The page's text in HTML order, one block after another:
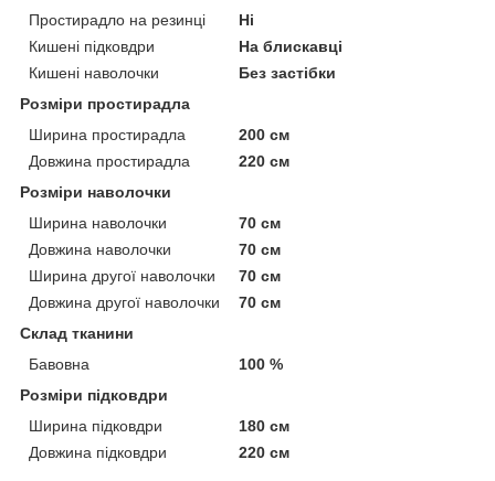
Простирадло на резинці
Ні
Кишені підковдри
На блискавці
Кишені наволочки
Без застібки
Розміри простирадла
Ширина простирадла
200 см
Довжина простирадла
220 см
Розміри наволочки
Ширина наволочки
70 см
Довжина наволочки
70 см
Ширина другої наволочки
70 см
Довжина другої наволочки
70 см
Склад тканини
Бавовна
100 %
Розміри підковдри
Ширина підковдри
180 см
Довжина підковдри
220 см